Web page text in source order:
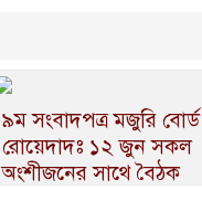
৯ম সংবাদপত্র মজুরি বোর্ড
রোয়েদাদঃ ১২ জুন সকল
অংশীজনের সাথে বৈঠক